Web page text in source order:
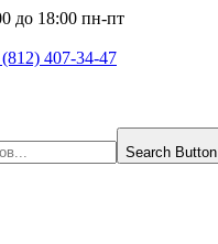
до 18:00 пн-пт
407-34-47
Search Button